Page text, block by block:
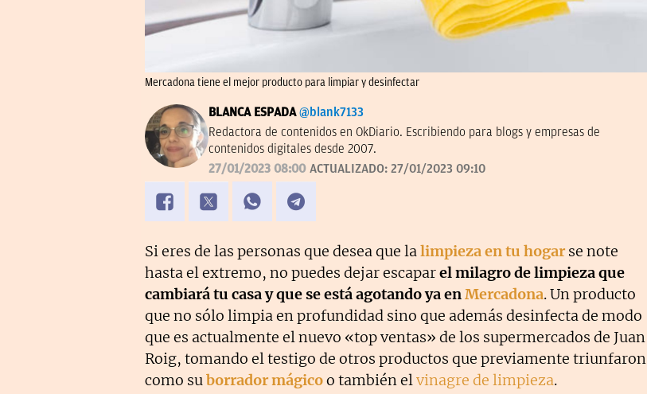
Mercadona tiene el mejor producto para limpiar y desinfectar
BLANCA ESPADA @blank7133
Redactora de contenidos en OkDiario. Escribiendo para blogs y empresas de
contenidos digitales desde 2007.
27/01/2023 08:00 ACTUALIZADO: 27/01/2023 09:10
Si eres de las personas que desea que lalimpieza en tu hogar se note
hasta el extremo, no puedes dejar escaparel milagro de limpieza que
cambiará tu casa y que se está agotando ya enMercadona. Un producto
que no sólo limpia en profundidad sino que además desinfecta de modo
que es actualmente el nuevo «top ventas» de los supermercados de Juan
Roig, tomando el testigo de otros productos que previamente triunfaron
como suborrador mágicoo también elvinagre de limpieza.